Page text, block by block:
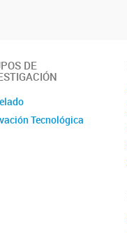
DE
Tecnológica